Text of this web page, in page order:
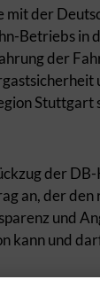
der
Betriebs in
der
Stuttgart
der
an, der
und
kann und